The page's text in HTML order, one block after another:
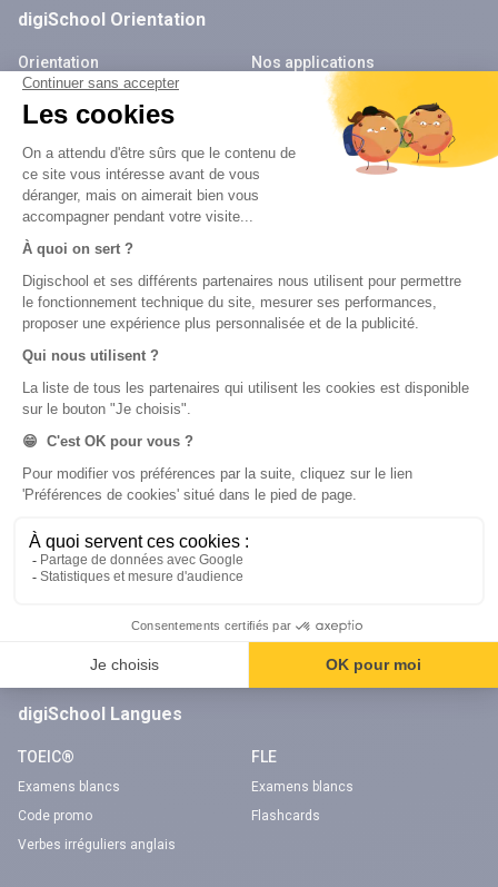
digiSchool Orientation
Orientation
Diplômes
Formations
Métiers
Écoles
Nos applications
Application Android Pitangoo
Application iOS Pitangoo
Chaîne Youtube Orientation
digiSchool Code
Code auto
Examens blancs
Réserver une session
Code gratuit
Examens blancs
Code bateau
Séries d’entraînement
Application iOS Code de la route
Chaîne Youtube Code de la route
digiSchool Langues
TOEIC®
Examens blancs
Code promo
Verbes irréguliers anglais
FLE
Examens blancs
Flashcards